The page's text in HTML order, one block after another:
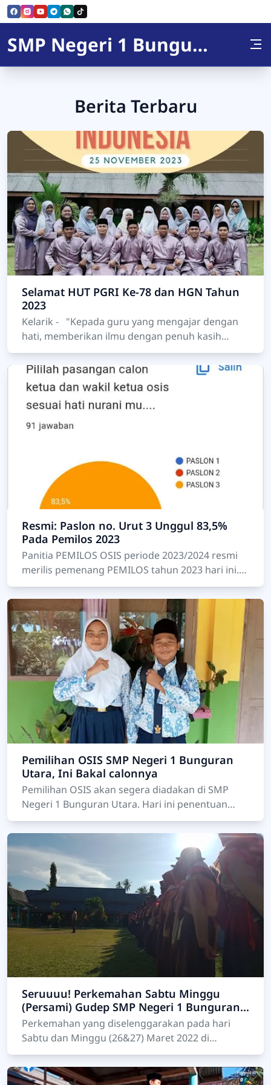
Skip to Content
SMP Negeri 1 Bunguran Utara
Berita Terbaru
Selamat HUT PGRI Ke-78 dan HGN Tahun
2023
Kelarik - "Kepada guru yang mengajar dengan
hati, memberikan ilmu dengan penuh kasih
sayang, Selamat Hari Guru Nasional! Engkau
adalah perubah…
Resmi: Paslon no. Urut 3 Unggul 83,5%
Pada Pemilos 2023
Panitia PEMILOS OSIS periode 2023/2024 resmi
merilis pemenang PEMILOS tahun 2023 hari ini.
Paslon nomor urut 1 memperoleh 9,9%, paslon
nomor urut 2 …
Pemilihan OSIS SMP Negeri 1 Bunguran
Utara, Ini Bakal calonnya
Pemilihan OSIS akan segera diadakan di SMP
Negeri 1 Bunguran Utara. Hari ini penentuan
Bakal Calon Ketua dan Wakil Ketua OSIS periode
2022/2023. Bak…
Seruuuu! Perkemahan Sabtu Minggu
(Persami) Gudep SMP Negeri 1 Bunguran
Utara Di Hadiri KaKwarran Bunguran
Utara
Perkemahan yang diselenggarakan pada hari
Sabtu dan Minggu (26&27) Maret 2022 di
Lapangan SMP Negeri 1 Bunguran Utara sukses
digelar. Perkemaha…